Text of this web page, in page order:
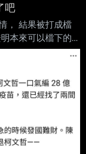
吧
， 結果被打成檔
本來可以檔下的
個熱炒也要被扒